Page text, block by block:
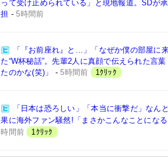
って受け止められている」と現地報道。SDが
担 -5時間前
「『お前座れ』と…」「なぜか僕の部屋に
た“W杯秘話”。先輩2人に真顔で伝えられた言
たのかな(笑)」
-5時間前 1ｸﾘｯｸ
「日本は恐ろしい」「本当に衝撃だ」なん
果に海外ファン騒然!「まさかこんなことにな
時間前
1ｸﾘｯｸ